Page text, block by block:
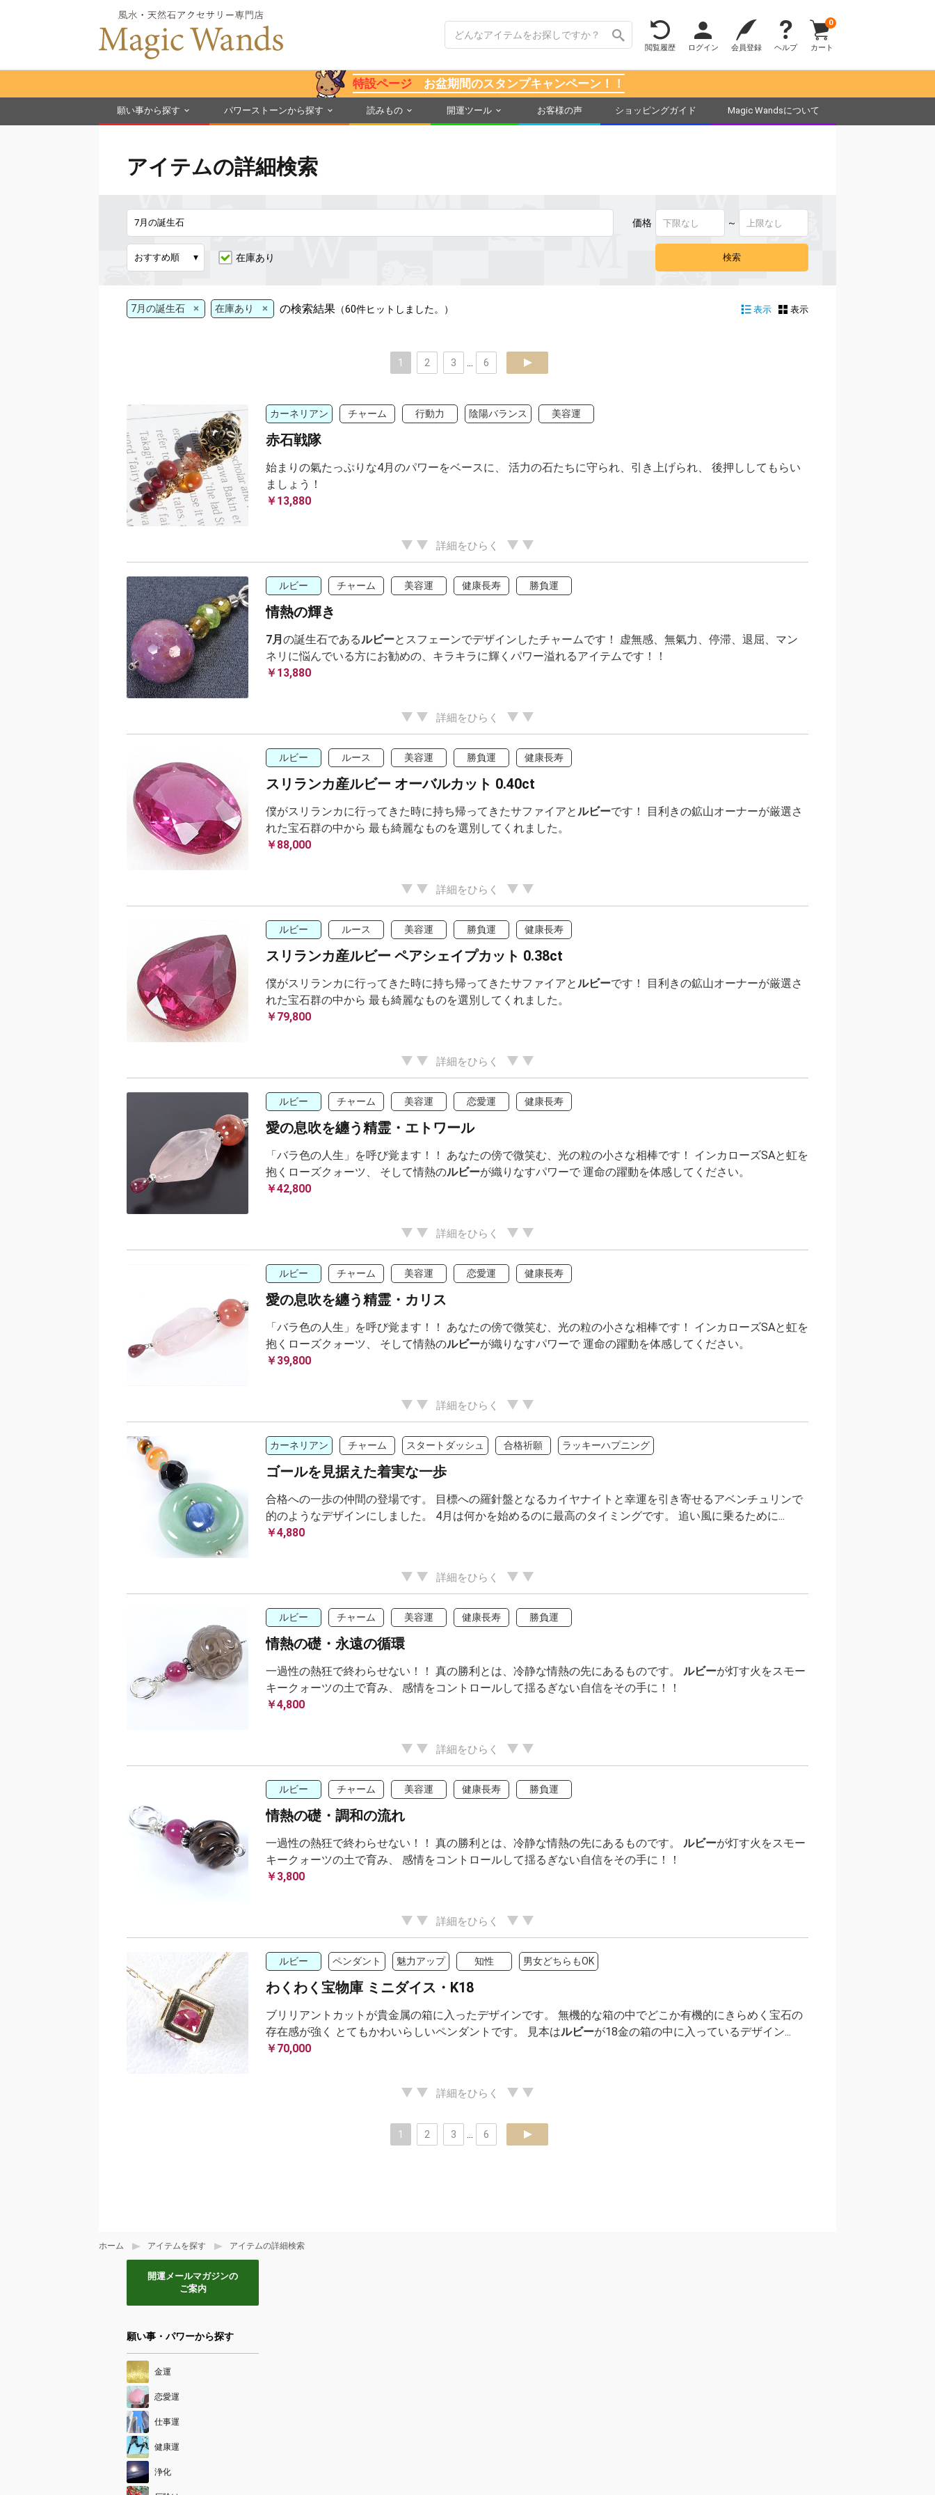
閲覧履歴 ログイン 会員登録 ヘルプ カート
0
特設ページ お盆期間のスタンプキャンペーン！！
願い事から探す パワーストーンから探す 読みもの 開運ツール お客様の声 ショッピングガイド Magic Wandsについて
ホーム アイテムを探す アイテムの詳細検索
アイテムの詳細検索
価格 ～
在庫あり
7月の誕生石 × 在庫あり × の検索結果 （60件ヒットしました。） 表示 表示
1 2 3 6 next
カーネリアン チャーム 行動力 陰陽バランス 美容運
赤石戦隊
始まりの氣たっぷりな4月のパワーをベースに、 活力の石たちに守られ、引き上げられ、 後押ししてもらい
ましょう！
￥13,880
詳細をひらく
ルビー チャーム 美容運 健康長寿 勝負運
情熱の輝き
7月 の誕生石であるルビーとスフェーンでデザインしたチャームです！ 虚無感、無氣力、停滞、退屈、マン
ネリに悩んでいる方にお勧めの、キラキラに輝くパワー溢れるアイテムです！！
￥13,880
詳細をひらく
ルビー ルース 美容運 勝負運 健康長寿
スリランカ産ルビー オーバルカット 0.40ct
僕がスリランカに行ってきた時に持ち帰ってきたサファイアとルビーです！ 目利きの鉱山オーナーが厳選さ
れた宝石群の中から 最も綺麗なものを選別してくれました。
￥88,000
詳細をひらく
ルビー ルース 美容運 勝負運 健康長寿
スリランカ産ルビー ペアシェイプカット 0.38ct
僕がスリランカに行ってきた時に持ち帰ってきたサファイアとルビーです！ 目利きの鉱山オーナーが厳選さ
れた宝石群の中から 最も綺麗なものを選別してくれました。
￥79,800
詳細をひらく
ルビー チャーム 美容運 恋愛運 健康長寿
愛の息吹を纏う精霊・エトワール
「バラ色の人生」を呼び覚ます！！ あなたの傍で微笑む、光の粒の小さな相棒です！ インカローズSAと虹を
抱くローズクォーツ、 そして情熱のルビーが織りなすパワーで 運命の躍動を体感してください。
￥42,800
詳細をひらく
ルビー チャーム 美容運 恋愛運 健康長寿
愛の息吹を纏う精霊・カリス
「バラ色の人生」を呼び覚ます！！ あなたの傍で微笑む、光の粒の小さな相棒です！ インカローズSAと虹を
抱くローズクォーツ、 そして情熱のルビーが織りなすパワーで 運命の躍動を体感してください。
￥39,800
詳細をひらく
カーネリアン チャーム スタートダッシュ 合格祈願 ラッキーハプニング
ゴールを見据えた着実な一歩
合格への一歩の仲間の登場です。 目標への羅針盤となるカイヤナイトと幸運を引き寄せるアベンチュリンで
的のようなデザインにしました。 4月は何かを始めるのに最高のタイミングです。 追い風に乗るために...
￥4,880
詳細をひらく
ルビー チャーム 美容運 健康長寿 勝負運
情熱の礎・永遠の循環
一過性の熱狂で終わらせない！！ 真の勝利とは、冷静な情熱の先にあるものです。 ルビーが灯す火をスモー
キークォーツの土で育み、 感情をコントロールして揺るぎない自信をその手に！！
￥4,800
詳細をひらく
ルビー チャーム 美容運 健康長寿 勝負運
情熱の礎・調和の流れ
一過性の熱狂で終わらせない！！ 真の勝利とは、冷静な情熱の先にあるものです。 ルビーが灯す火をスモー
キークォーツの土で育み、 感情をコントロールして揺るぎない自信をその手に！！
￥3,800
詳細をひらく
ルビー ペンダント 魅力アップ 知性 男女どちらもOK
わくわく宝物庫 ミニダイス・K18
ブリリアントカットが貴金属の箱に入ったデザインです。 無機的な箱の中でどこか有機的にきらめく宝石の
存在感が強く とてもかわいらしいペンダントです。 見本はルビーが18金の箱の中に入っているデザイン...
￥70,000
詳細をひらく
1 2 3 6 next
開運メールマガジンの
ご案内
願い事・パワーから探す
金運
恋愛運
仕事運
健康運
浄化